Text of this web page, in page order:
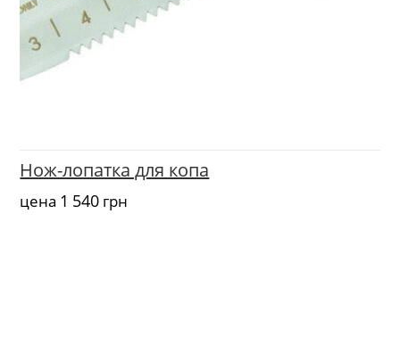
Нож-лопатка для копа
цена 1 540грн